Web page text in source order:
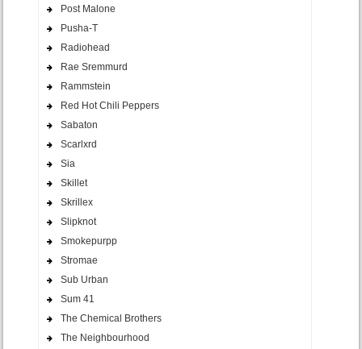
Post Malone
Pusha-T
Radiohead
Rae Sremmurd
Rammstein
Red Hot Chili Peppers
Sabaton
Scarlxrd
Sia
Skillet
Skrillex
Slipknot
Smokepurpp
Stromae
Sub Urban
Sum 41
The Chemical Brothers
The Neighbourhood